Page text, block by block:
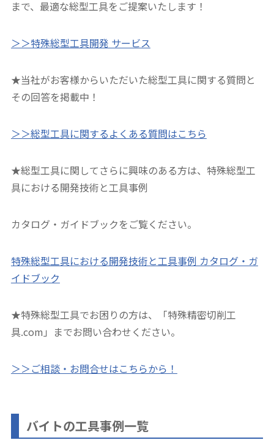
まで、最適な総型工具をご提案いたします！
＞＞特殊総型工具開発 サービス
★当社がお客様からいただいた総型工具に関する質問と
その回答を掲載中！
＞＞総型工具に関するよくある質問はこちら
★総型工具に関してさらに興味のある方は、特殊総型工
具における開発技術と工具事例
カタログ・ガイドブックをご覧ください。
特殊総型工具における開発技術と工具事例 カタログ・ガ
イドブック
★特殊総型工具でお困りの方は、「特殊精密切削工
具.com」までお問い合わせください。
＞＞ご相談・お問合せはこちらから！
バイトの工具事例一覧